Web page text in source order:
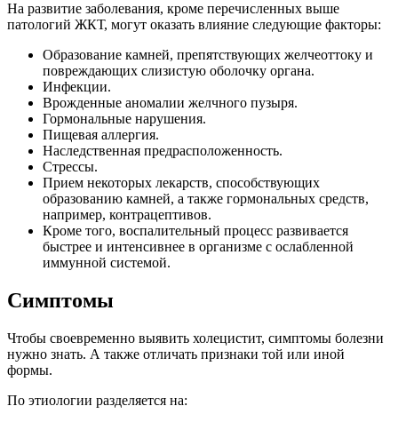
На развитие заболевания, кроме перечисленных выше
патологий ЖКТ, могут оказать влияние следующие факторы:
Образование камней, препятствующих желчеоттоку и
повреждающих слизистую оболочку органа.
Инфекции.
Врожденные аномалии желчного пузыря.
Гормональные нарушения.
Пищевая аллергия.
Наследственная предрасположенность.
Стрессы.
Прием некоторых лекарств, способствующих
образованию камней, а также гормональных средств,
например, контрацептивов.
Кроме того, воспалительный процесс развивается
быстрее и интенсивнее в организме с ослабленной
иммунной системой.
Симптомы
Чтобы своевременно выявить холецистит, симптомы болезни
нужно знать. А также отличать признаки той или иной
формы.
По этиологии разделяется на: